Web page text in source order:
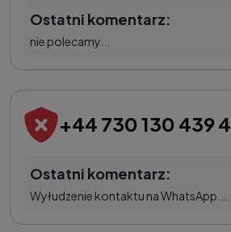
Ostatni komentarz:
nie polecamy...
+44 730 130 439 4
Ostatni komentarz:
Wyłudzenie kontaktu na WhatsApp...